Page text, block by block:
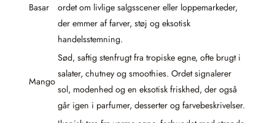
Basar
ordet om livlige salgsscener eller loppemarkeder,
der emmer af farver, støj og eksotisk
handelsstemning.
Mango
Sød, saftig stenfrugt fra tropiske egne, ofte brugt i
salater, chutney og smoothies. Ordet signalerer
sol, modenhed og en eksotisk friskhed, der også
går igen i parfumer, desserter og farvebeskrivelser.